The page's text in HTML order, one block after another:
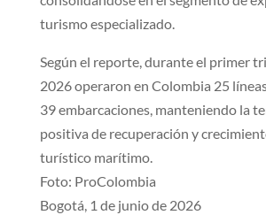
turismo especializado.
Según el reporte, durante el primer
2026 operaron en Colombia 25
39 embarcaciones, manteniendo la
positiva de recuperación y
turístico marítimo.
Foto: ProColombia
Bogotá, 1 de junio de 2026